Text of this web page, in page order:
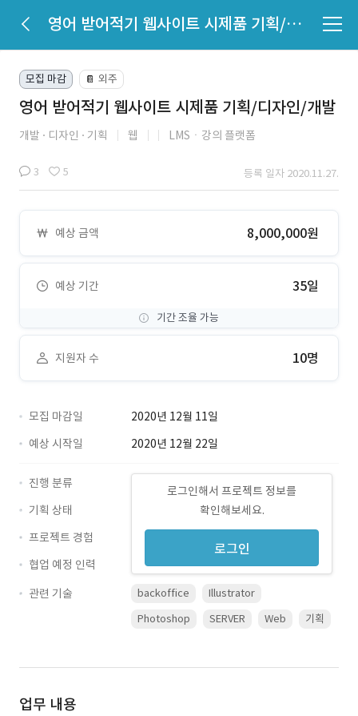
영어 받어적기 웹사이트 시제품 기획/디자인/개발
모집 마감 📔 외주
영어 받어적기 웹사이트 시제품 기획/디자인/개발
개발 디자인 기획 웹 LMSㆍ강의 플랫폼
3 5 등록 일자 2020.11.27.
예상 금액 8,000,000원
예상 기간 35일
기간 조율 가능
지원자 수 10명
모집 마감일
2020년 12월 11일
예상 시작일
2020년 12월 22일
로그인해서 프로젝트 정보를
확인해보세요.
로그인
진행 분류
기획 상태
프로젝트 경험
협업 예정 인력
관련 기술
backoffice
Illustrator
Photoshop
SERVER Web 기획
업무 내용